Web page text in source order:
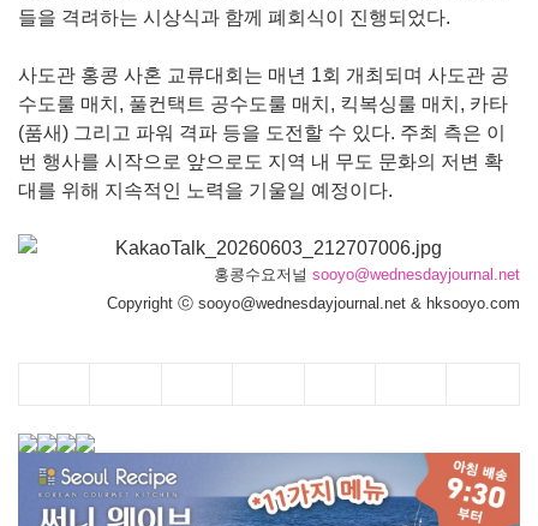
들을 격려하는 시상식과 함께 폐회식이 진행되었다.
사도관 홍콩 사혼 교류대회는 매년 1회 개최되며 사도관 공
수도룰 매치, 풀컨택트 공수도룰 매치, 킥복싱룰 매치, 카타
(품새) 그리고 파워 격파 등을 도전할 수 있다. 주최 측은 이
번 행사를 시작으로 앞으로도 지역 내 무도 문화의 저변 확
대를 위해 지속적인 노력을 기울일 예정이다.
홍콩수요저널 sooyo@wednesdayjournal.net
Copyright ⓒ sooyo@wednesdayjournal.net & hksooyo.com